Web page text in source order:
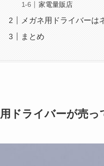
家電量販店
メガネ用ドライバーは
まとめ
ドライバーが売